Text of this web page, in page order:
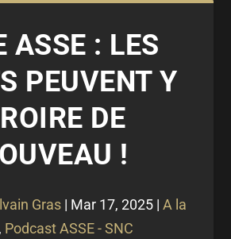
ASSE : LES
PEUVENT Y
DE
!
Gras | Mar 17, 2025 | A la
, Podcast ASSE - SNC